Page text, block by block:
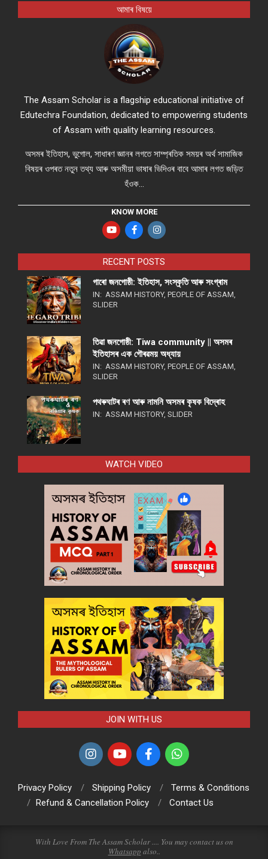
আমাৰ বিষয়ে
The Assam Scholar is a flagship educational initiative of
Edutechra Foundation, dedicated to empowering students
of Assam with quality learning resources.
অসমৰ ইতিহাস, ভুগোল, সাধাৰণ জ্ঞানৰ লগতে সাম্প্ৰতিক সময়ৰ অৰ্থ সামাজিক
বিষয়ৰ ওপৰত নতুন তথ্য আৰু অসমীয়া ভাষাৰ ভিদিওৰ বাবে আমাৰ লগত জড়িত
হঁওক...
KNOW MORE
RECENT POSTS
গাৰো জনগোষ্ঠী: ইতিহাস, সংস্কৃতি আৰু সংগ্ৰাম
IN: ASSAM HISTORY, PEOPLE OF ASSAM
SLIDER
তিৱা জনগোষ্ঠী: Tiwa community || অসমৰ
ইতিহাসৰ এক গৌৰৱময় অধ্যায়
IN: ASSAM HISTORY, PEOPLE OF ASSAM
SLIDER
পথ​ৰুঘাট​ৰ ৰণ আৰু নামনি অসম​ৰ কৃষক বিদ্ৰোহ​
IN: ASSAM HISTORY, SLIDER
WATCH VIDEO
JOIN WITH US
Privacy Policy Shipping Policy
Terms & Conditions
Refund & Cancellation Policy
Contact Us
With Love From The Assam Scholar .... You may contact us on
Whatsapp also..